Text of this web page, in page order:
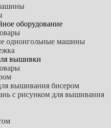
оборудование
одноигольные машины
вышивки
вышивания бисером
с рисунком для вышивания